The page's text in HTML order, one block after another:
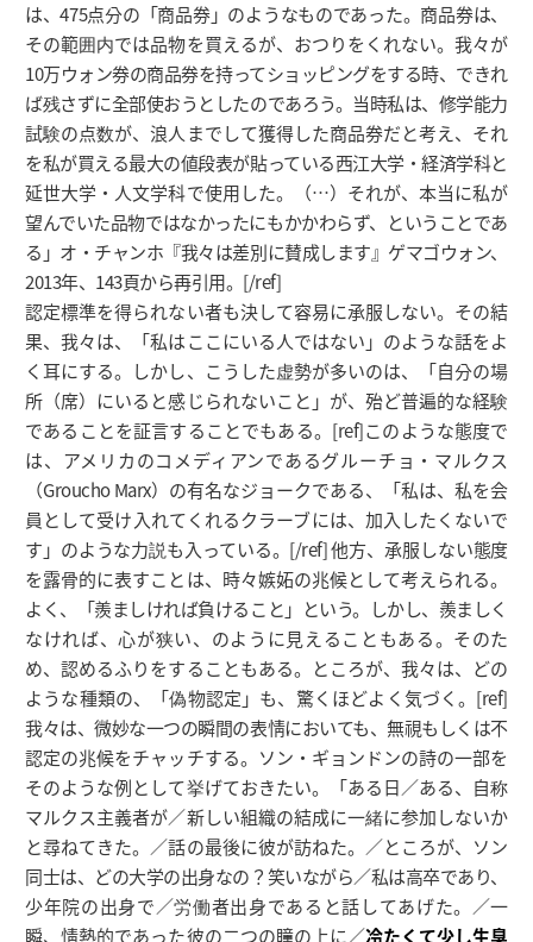
は、475点分の「商品券」のようなものであった。商品券は、
その範囲内では品物を買えるが、おつりをくれない。我々が
10万ウォン券の商品券を持ってショッピングをする時、できれ
ば残さずに全部使おうとしたのであろう。当時私は、修学能力
試験の点数が、浪人までして獲得した商品券だと考え、それ
を私が買える最大の値段表が貼っている西江大学・経済学科と
延世大学・人文学科で使用した。（…）それが、本当に私が
望んでいた品物ではなかったにもかかわらず、ということであ
る」オ・チャンホ『我々は差別に賛成します』ゲマゴウォン、
2013年、143頁から再引用。[/ref]
認定標準を得られない者も決して容易に承服しない。その結
果、我々は、「私はここにいる人ではない」のような話をよ
く耳にする。しかし、こうした虚勢が多いのは、「自分の場
所（席）にいると感じられないこと」が、殆ど普遍的な経験
であることを証言することでもある。[ref]このような態度で
は、アメリカのコメディアンであるグルーチョ・マルクス
（Groucho Marx）の有名なジョークである、「私は、私を会
員として受け入れてくれるクラーブには、加入したくないで
す」のような力説も入っている。[/ref] 他方、承服しない態度
を露骨的に表すことは、時々嫉妬の兆候として考えられる。
よく、「羨ましければ負けること」という。しかし、羨ましく
なければ、心が狭い、のように見えることもある。そのた
め、認めるふりをすることもある。ところが、我々は、どの
ような種類の、「偽物認定」も、驚くほどよく気づく。[ref]
我々は、微妙な一つの瞬間の表情においても、無視もしくは不
認定の兆候をチャッチする。ソン・ギョンドンの詩の一部を
そのような例として挙げておきたい。「ある日／ある、自称
マルクス主義者が／新しい組織の結成に一緒に参加しないか
と尋ねてきた。／話の最後に彼が訪ねた。／ところが、ソン
同士は、どの大学の出身なの？笑いながら／私は高卒であり、
少年院の出身で／労働者出身であると話してあげた。／一
瞬、情熱的であった彼の二つの瞳の上に／冷たくて少し生臭